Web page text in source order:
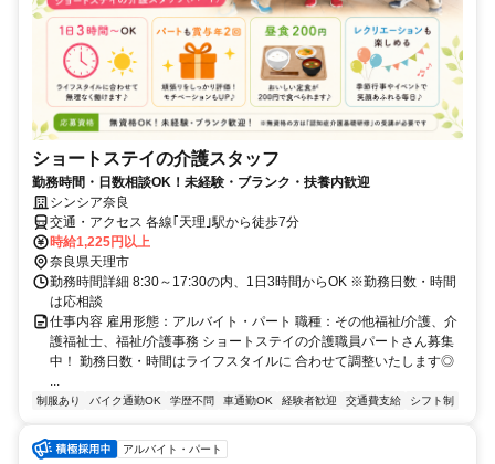
ショートステイの介護スタッフ
勤務時間・日数相談OK！未経験・ブランク・扶養内歓迎
シンシア奈良
交通・アクセス 各線｢天理｣駅から徒歩7分
時給1,225円以上
奈良県天理市
勤務時間詳細 8:30～17:30の内、1日3時間からOK ※勤務日数・時間
は応相談
仕事内容 雇用形態：アルバイト・パート 職種：その他福祉/介護、介
護福祉士、福祉/介護事務 ショートステイの介護職員パートさん募集
中！ 勤務日数・時間はライフスタイルに 合わせて調整いたします◎
...
制服あり バイク通勤OK 学歴不問 車通勤OK 経験者歓迎 交通費支給 シフト制
アルバイト・パート